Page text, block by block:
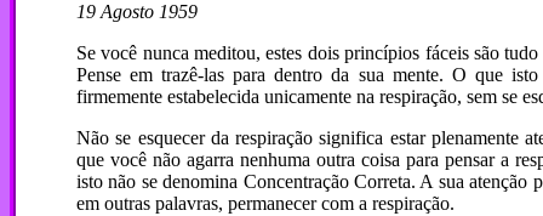
19 Agosto 1959
Se você nunca meditou, estes dois princípios fáceis são
Pense em trazê-las para dentro da sua mente. O que
firmemente estabelecida unicamente na respiração, sem se
Não se esquecer da respiração significa estar plenamente
que você não agarra nenhuma outra coisa para pensar a
isto não se denomina Concentração Correta. A sua atenção
em outras palavras, permanecer com a respiração.